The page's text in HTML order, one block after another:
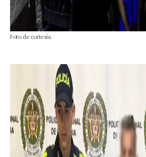
Foto de cortesía.